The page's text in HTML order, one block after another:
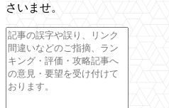
さいませ。